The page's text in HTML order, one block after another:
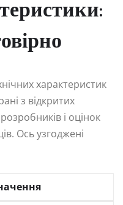
характеристик
з відкритих
і оцінок
Ось узгоджені